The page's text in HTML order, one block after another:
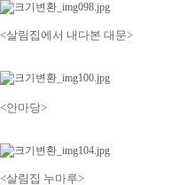
<살림집에서 내다본 대문>
<안마당>
<살림집 누마루>